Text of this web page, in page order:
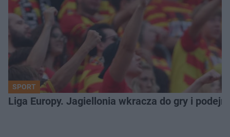
SPORT
Liga Europy. Jagiellonia wkracza do gry i